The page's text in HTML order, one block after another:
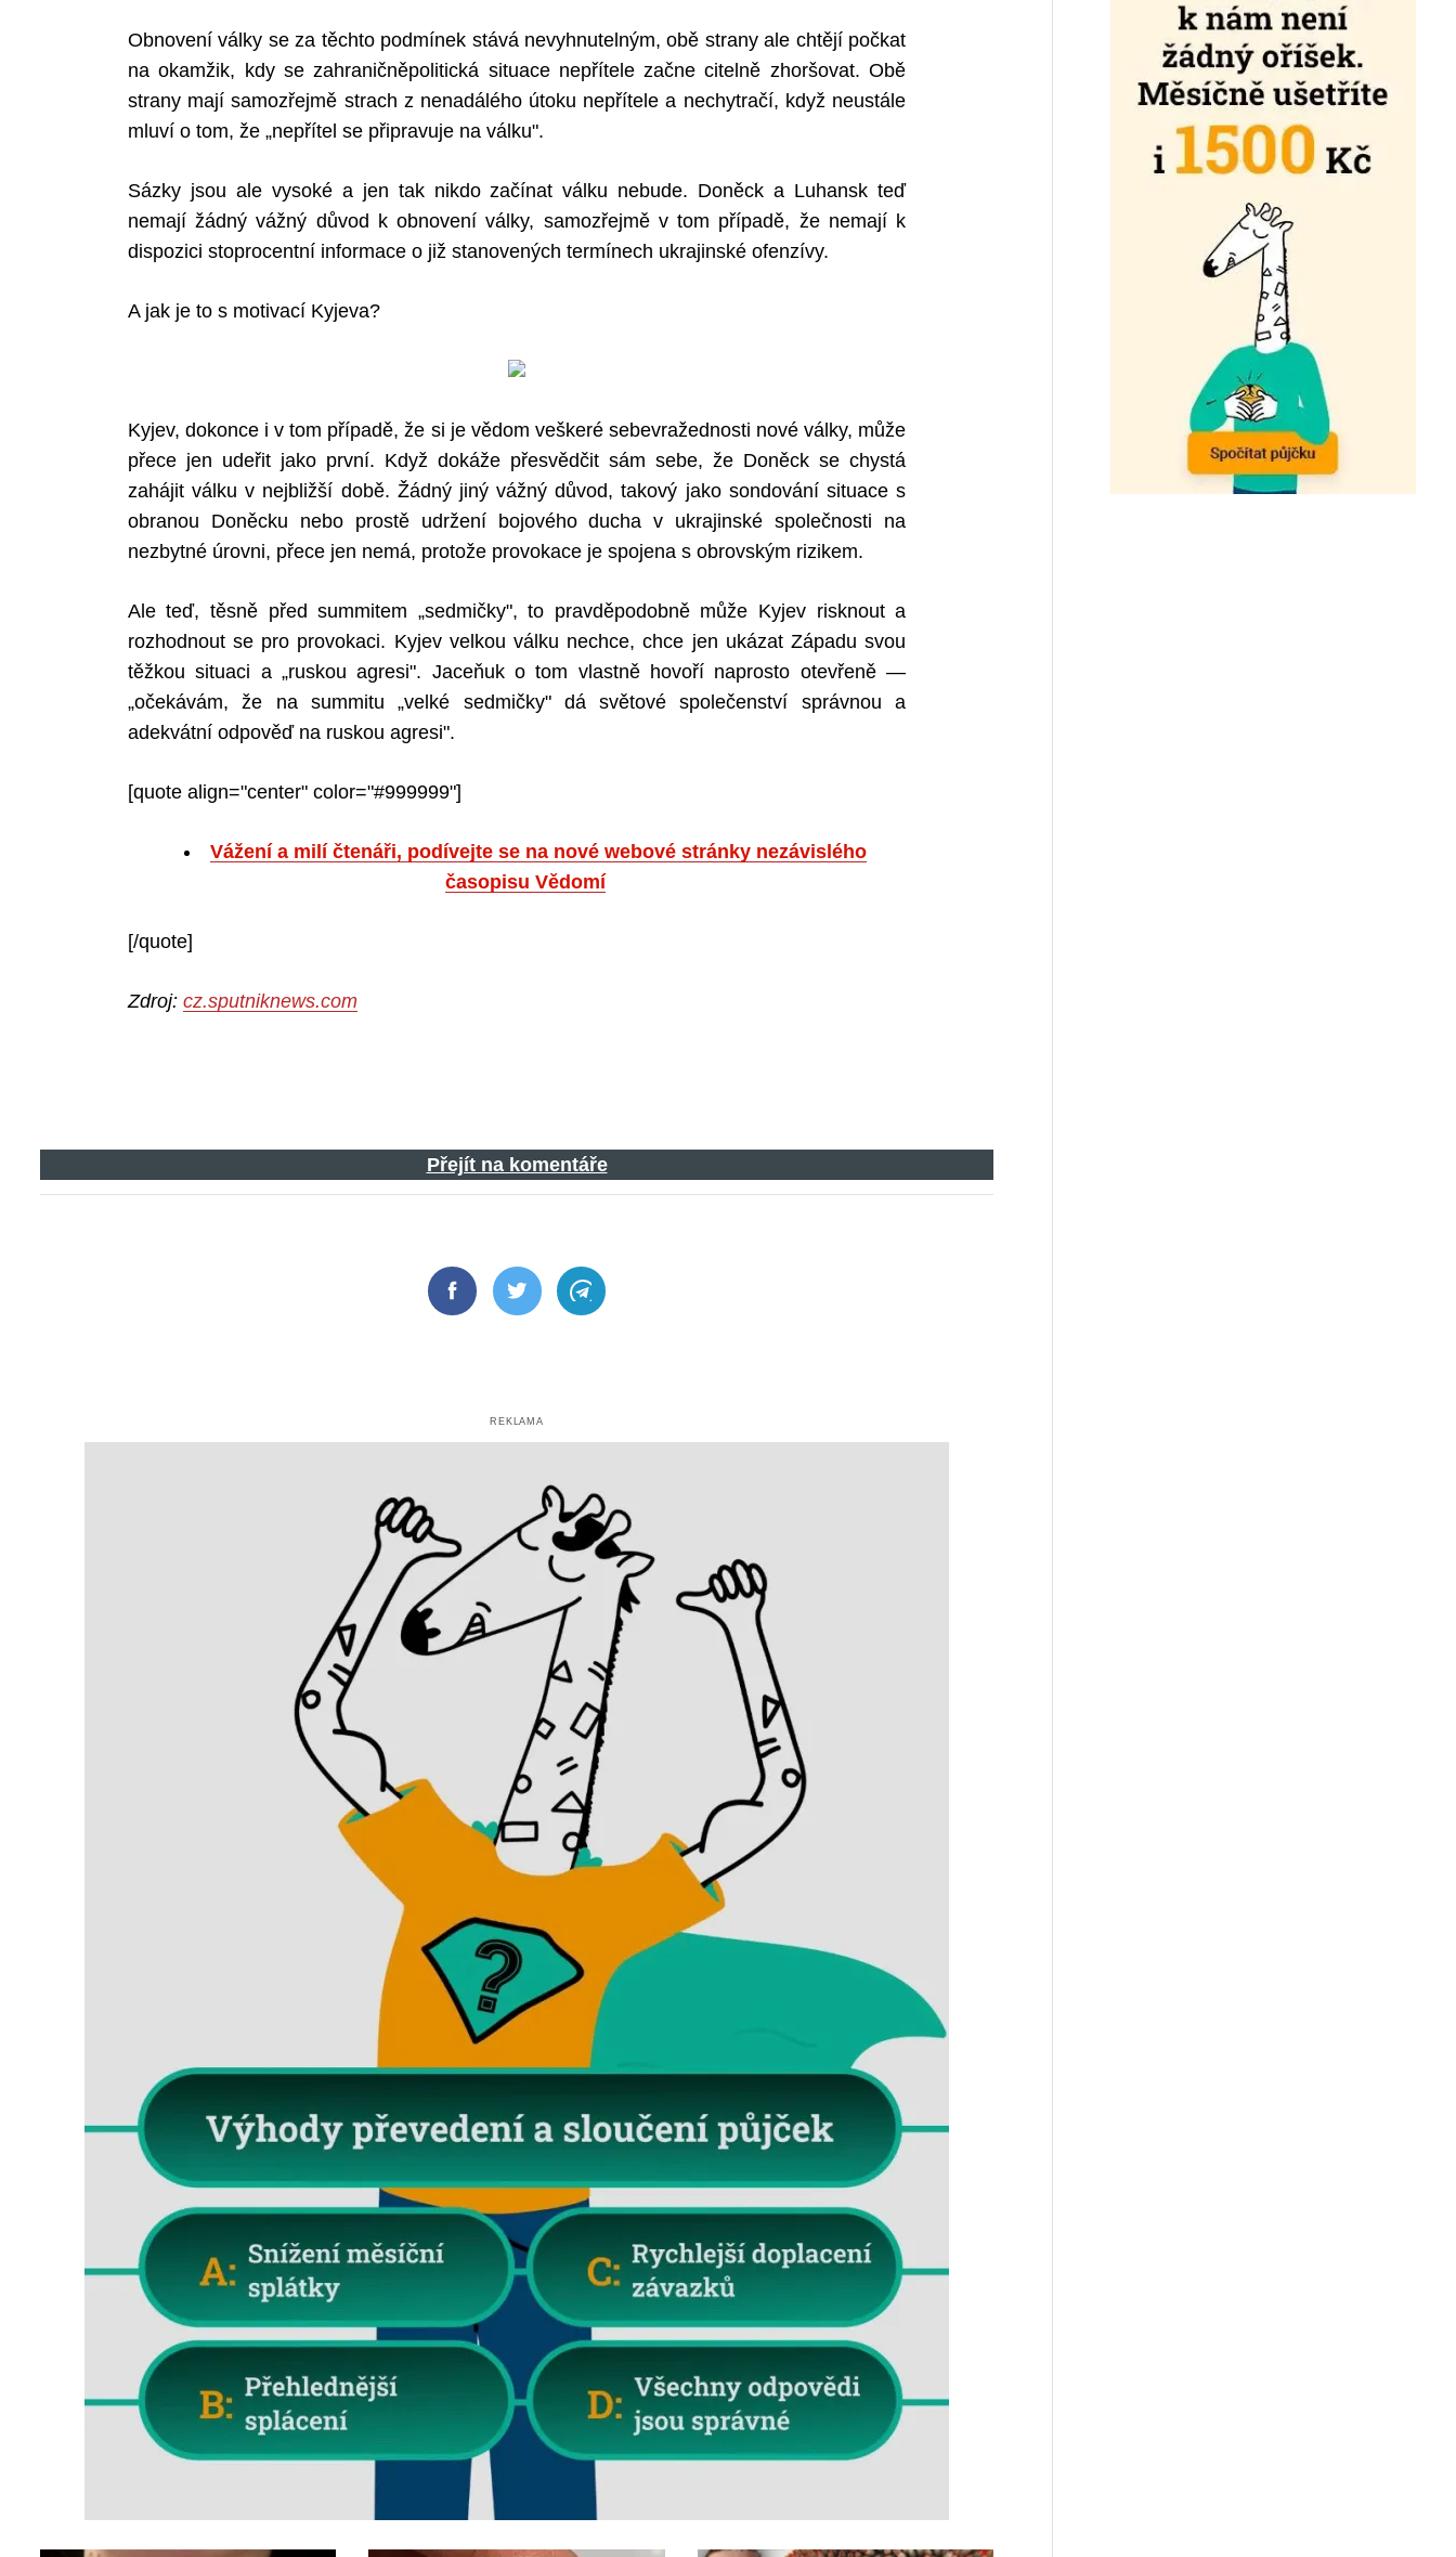
Obnovení války se za těchto podmínek stává nevyhnutelným, obě strany ale chtějí počkat
na okamžik, kdy se zahraničněpolitická situace nepřítele začne citelně zhoršovat. Obě
strany mají samozřejmě strach z nenadálého útoku nepřítele a nechytračí, když neustále
mluví o tom, že „nepřítel se připravuje na válku".
Sázky jsou ale vysoké a jen tak nikdo začínat válku nebude. Doněck a Luhansk teď
nemají žádný vážný důvod k obnovení války, samozřejmě v tom případě, že nemají k
dispozici stoprocentní informace o již stanovených termínech ukrajinské ofenzívy.
A jak je to s motivací Kyjeva?
Kyjev, dokonce i v tom případě, že si je vědom veškeré sebevražednosti nové války, může
přece jen udeřit jako první. Když dokáže přesvědčit sám sebe, že Doněck se chystá
zahájit válku v nejbližší době. Žádný jiný vážný důvod, takový jako sondování situace s
obranou Doněcku nebo prostě udržení bojového ducha v ukrajinské společnosti na
nezbytné úrovni, přece jen nemá, protože provokace je spojena s obrovským rizikem.
Ale teď, těsně před summitem „sedmičky", to pravděpodobně může Kyjev risknout a
rozhodnout se pro provokaci. Kyjev velkou válku nechce, chce jen ukázat Západu svou
těžkou situaci a „ruskou agresi". Jaceňuk o tom vlastně hovoří naprosto otevřeně —
„očekávám, že na summitu „velké sedmičky" dá světové společenství správnou a
adekvátní odpověď na ruskou agresi".
[quote align="center" color="#999999"]
Vážení a milí čtenáři, podívejte se na nové webové stránky nezávislého
časopisu Vědomí
[/quote]
Zdroj: cz.sputniknews.com
Přejít na komentáře
FacebookTwitter Telegram
REKLAMA
for: